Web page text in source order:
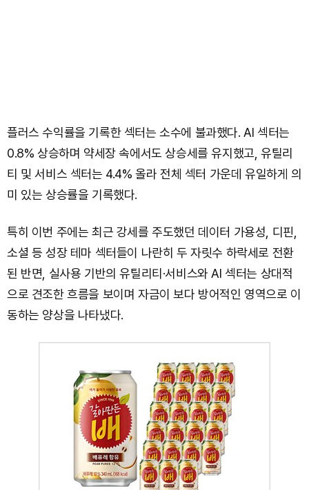
플러스 수익률을 기록한 섹터는 소수에 불과했다. AI 섹터는
0.8% 상승하며 약세장 속에서도 상승세를 유지했고, 유틸리
티 및 서비스 섹터는 4.4% 올라 전체 섹터 가운데 유일하게 의
미 있는 상승률을 기록했다.
특히 이번 주에는 최근 강세를 주도했던 데이터 가용성, 디핀,
소셜 등 성장 테마 섹터들이 나란히 두 자릿수 하락세로 전환
된 반면, 실사용 기반의 유틸리티·서비스와 AI 섹터는 상대적
으로 견조한 흐름을 보이며 자금이 보다 방어적인 영역으로 이
동하는 양상을 나타냈다.